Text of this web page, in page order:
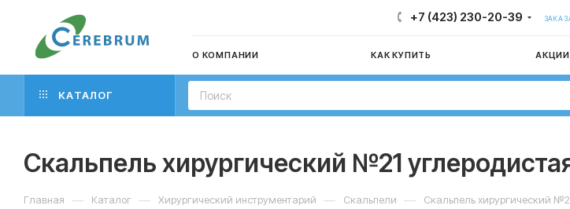
+7 (423) 230-20-39
О КОМПАНИИ КАК КУПИТЬ АКЦИИ
КАТАЛОГ
Скальпель хирургический №21
Главная — Каталог — Хирургический инструментарий — Скальпели — Скальпель хирургический